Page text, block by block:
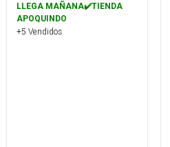
LLEGA MAÑANA✔️TIENDA
APOQUINDO
+5 Vendidos